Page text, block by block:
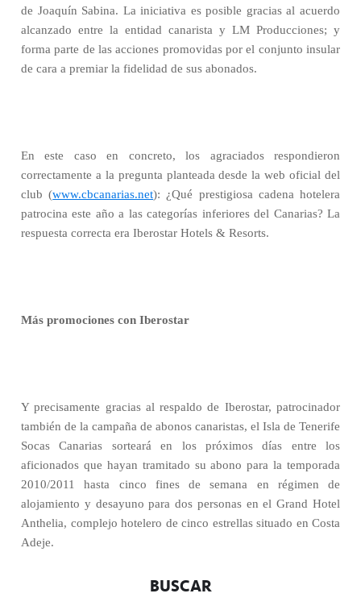
de Joaquín Sabina. La iniciativa es posible gracias al acuerdo
alcanzado entre la entidad canarista y LM Producciones; y
forma parte de las acciones promovidas por el conjunto insular
de cara a premiar la fidelidad de sus abonados.
En este caso en concreto, los agraciados respondieron
correctamente a la pregunta planteada desde la web oficial del
club (www.cbcanarias.net): ¿Qué prestigiosa cadena hotelera
patrocina este año a las categorías inferiores del Canarias? La
respuesta correcta era Iberostar Hotels & Resorts.
Más promociones con Iberostar
Y precisamente gracias al respaldo de Iberostar, patrocinador
también de la campaña de abonos canaristas, el Isla de Tenerife
Socas Canarias sorteará en los próximos días entre los
aficionados que hayan tramitado su abono para la temporada
2010/2011 hasta cinco fines de semana en régimen de
alojamiento y desayuno para dos personas en el Grand Hotel
Anthelia, complejo hotelero de cinco estrellas situado en Costa
Adeje.
BUSCAR